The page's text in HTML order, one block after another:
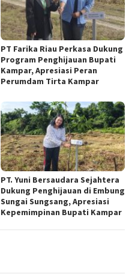
PT Farika Riau Perkasa Dukung
Program Penghijauan Bupati
Kampar, Apresiasi Peran
Perumdam Tirta Kampar
PT. Yuni Bersaudara Sejahtera
Dukung Penghijauan di Embung
Sungai Sungsang, Apresiasi
Kepemimpinan Bupati Kampar ‎